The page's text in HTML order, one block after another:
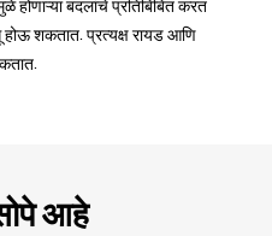
होणाऱ्या बदलांचे प्रतिबिंबित करत
होऊ शकतात. प्रत्यक्ष रायड आणि
आहे